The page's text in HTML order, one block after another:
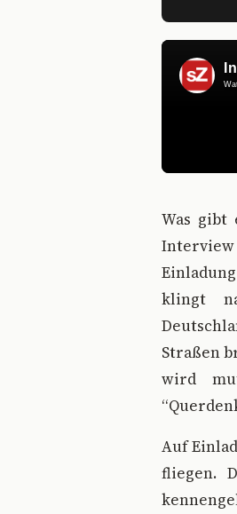
Was gibt
klingt
Straßen
wird
Auf
fliegen.